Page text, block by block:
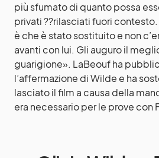
più sfumato di quanto possa
privati ??rilasciati fuori
è che è stato sostituito e non
avanti con lui. Gli auguro il
guarigione». LaBeouf ha
l’affermazione di Wilde e ha
lasciato il film a causa della
era necessario per le prove con